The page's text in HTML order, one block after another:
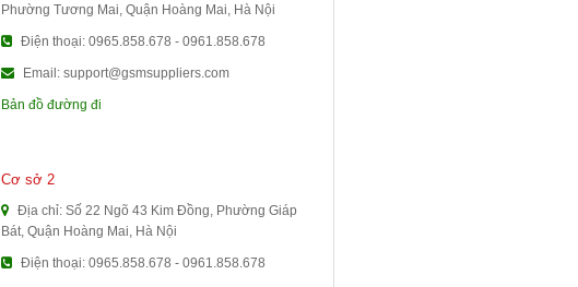
Phường Tương Mai, Quận Hoàng Mai, Hà Nội
Điện thoại: 0965.858.678 - 0961.858.678
Email: support@gsmsuppliers.com
Bản đồ đường đi
Cơ sở 2
Địa chỉ: Số 22 Ngõ 43 Kim Đồng, Phường Giáp
Bát, Quận Hoàng Mai, Hà Nội
Điện thoại: 0965.858.678 - 0961.858.678